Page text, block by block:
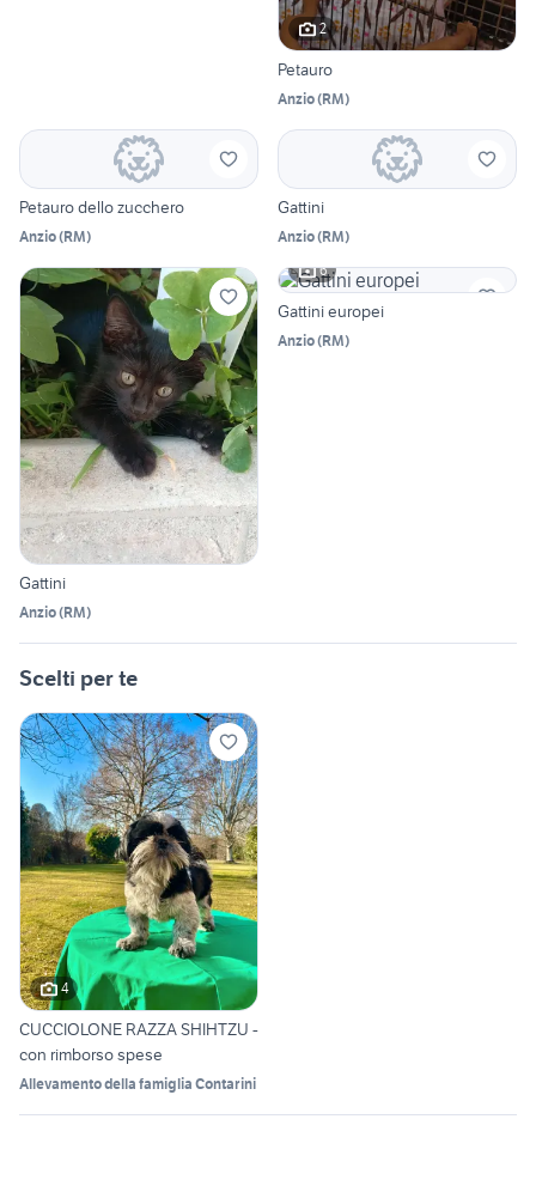
2
Petauro
Anzio(RM)
Petauro dello zucchero
Anzio(RM)
Gattini
Anzio(RM)
Gattini
Anzio(RM)
6
Gattini europei
Anzio(RM)
Scelti per te
4
CUCCIOLONE RAZZA SHIHTZU -
con rimborso spese
Allevamento della famiglia Contarini